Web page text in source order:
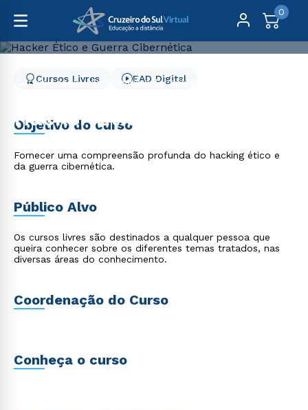
0
Cursos Livres
Engenharia e Tecnologia
Hacker Ético e Guerra
Cibernética
Cursos Livres EAD Digital
Objetivo do curso
Fornecer uma compreensão profunda do hacking ético e
da guerra cibernética.
Público Alvo
Os cursos livres são destinados a qualquer pessoa que
queira conhecer sobre os diferentes temas tratados, nas
diversas áreas do conhecimento.
Coordenação do Curso
Conheça o curso